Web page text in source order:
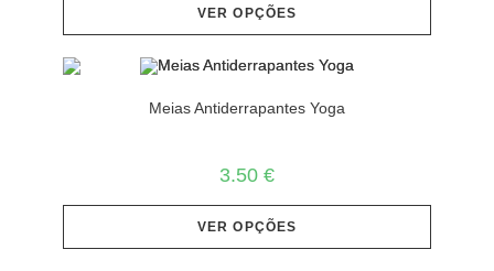
VER OPÇÕES
Meias Antiderrapantes Yoga
3.50 €
VER OPÇÕES